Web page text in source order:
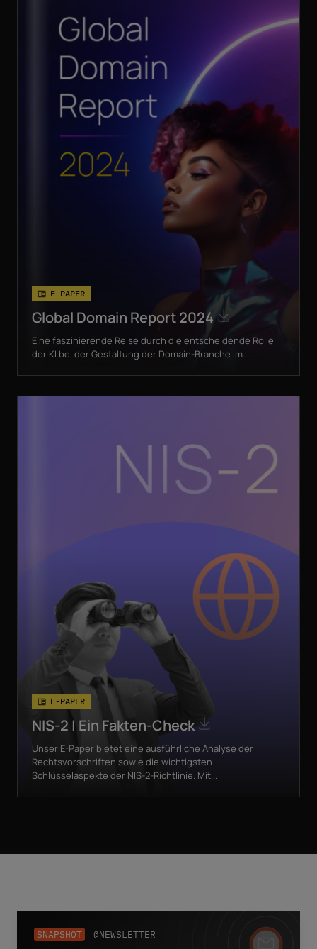
E-PAPER
Global Domain Report 2024
Eine faszinierende Reise durch die entscheidende Rolle
der KI bei der Gestaltung der Domain-Branche im...
E-PAPER
NIS-2 | Ein Fakten-Check
Unser E-Paper bietet eine ausführliche Analyse der
Rechtsvorschriften sowie die wichtigsten
Schlüsselaspekte der NIS-2-Richtlinie. Mit...
SNAPSHOT @NEWSLETTER